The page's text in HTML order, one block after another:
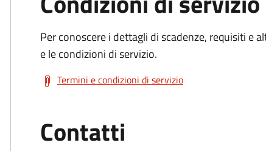
Per conoscere i dettagli di scadenze, requisiti e
e le condizioni di servizio.
Termini e condizioni di servizio
Contatti